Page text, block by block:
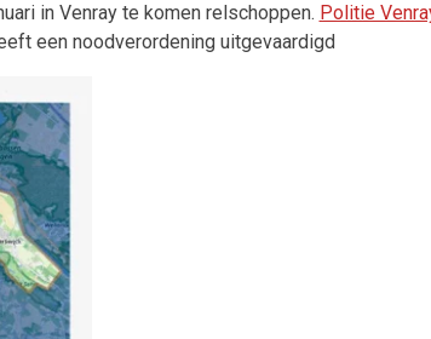
in Venray te komen relschoppen. Politie
een noodverordening uitgevaardigd